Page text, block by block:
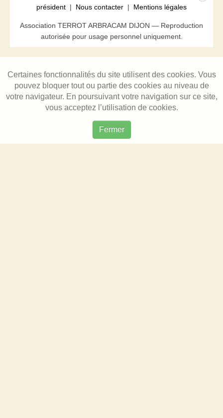
président | Nous contacter | Mentions légales
Association TERROT ARBRACAM DIJON — Reproduction
autorisée pour usage personnel uniquement.
Certaines fonctionnalités du site utilisent des cookies. Vous
pouvez bloquer tout ou partie des cookies au niveau de
votre navigateur. En poursuivant votre navigation sur ce site,
vous acceptez l’utilisation de cookies.
Fermer